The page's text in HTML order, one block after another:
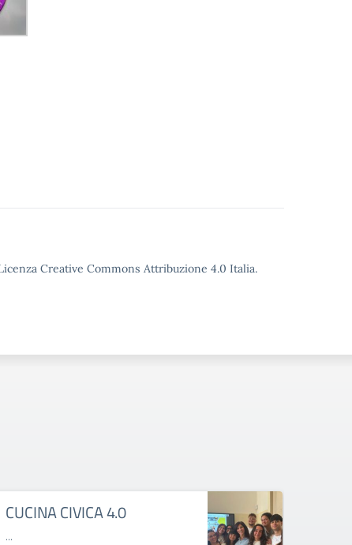
Creative Commons Attribuzione 4.0 Italia.
CUCINA CIVICA 4.0
...